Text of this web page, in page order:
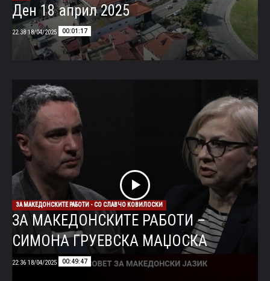
Ден 18 април 2025
00:01:17
18/04/2025 22:38
ЗА МАКЕДОНСКИТЕ РАБОТИ - СО СЛАВЧО КОВИЛОСКИ
ЗА МАКЕДОНСКИТЕ РАБОТИ –
СИМОНА ГРУЕВСКА МАЏОСКА
00:49:47
18/04/2025 22:36